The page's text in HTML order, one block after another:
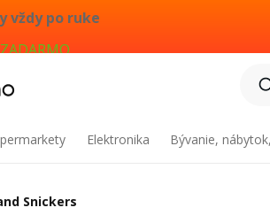
vždy po ruke
Elektronika Bývanie,
Snickers